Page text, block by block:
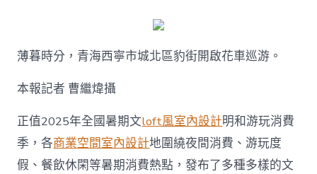
觀
期
消
費）〉
中
薄暮時分，青海西寧市城北區豹街開啟花車巡游。
本報記者 曹繼煒攝
正值2025年全國暑期文loft風室內設計明和游玩消費
季，各商業空間室內設計地圍繞夜間消費、游玩度
假、餐飲休閑等暑期消費熱點，發布了多種多樣的文